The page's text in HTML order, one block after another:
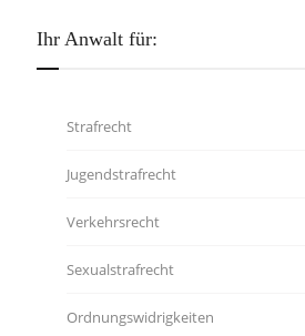
Ihr Anwalt für:
Strafrecht
Jugendstrafrecht
Verkehrsrecht
Sexualstrafrecht
Ordnungswidrigkeiten